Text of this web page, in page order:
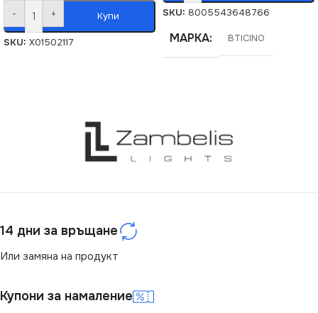
- + Купи
SKU: X01502117
SKU: 8005543648766
МАРКА BTICINO
14 дни за връщане
Или замяна на продукт
Купони за намаление